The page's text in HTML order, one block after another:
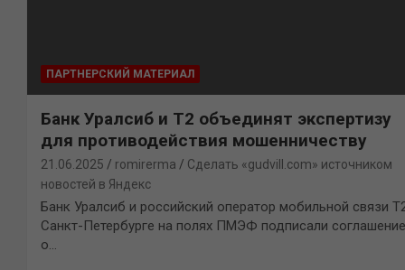
ПАРТНЕРСКИЙ МАТЕРИАЛ
Банк Уралсиб и Т2 объединят экспертизу
для противодействия мошенничеству
21.06.2025 romirerma
Сделать «gudvill.com» источником
новостей в Яндекс
Банк Уралсиб и российский оператор мобильной связи
Санкт-Петербурге на полях ПМЭФ подписали соглашение
о…